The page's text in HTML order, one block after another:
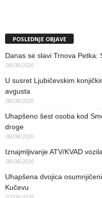
POSLEDNJE OBJAVE
Danas se slavi Trnova Petka:
08/08/2026
U susret Ljubičevskim
avgusta
08/08/2026
Uhapšeno šest osoba kod
droge
08/08/2026
Iznajmljivanje ATV/KVAD
08/08/2026
Uhapšena dvojica
Kučevu